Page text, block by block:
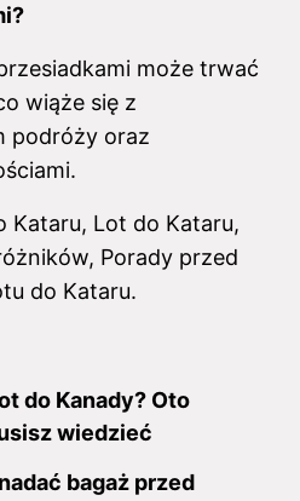
może trwać
wiąże się z
podróży oraz
Kataru, Lot do Kataru,
Porady przed
do Kataru.
do Kanady? Oto
wiedzieć
bagaż przed